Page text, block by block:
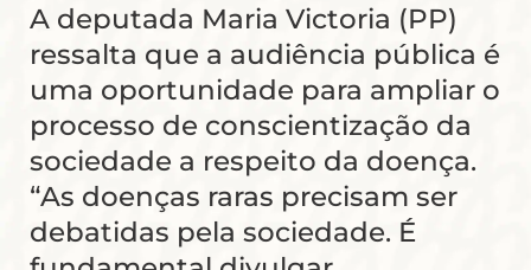
A deputada Maria Victoria (PP)
ressalta que a audiência pública é
uma oportunidade para ampliar o
processo de conscientização da
sociedade a respeito da doença.
“As doenças raras precisam ser
debatidas pela sociedade. É